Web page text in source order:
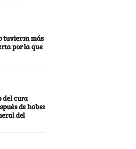
tuvieron más
por la que
del cura
de haber
del